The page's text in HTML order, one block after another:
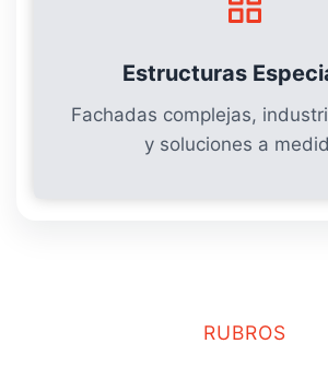
Estructuras
Fachadas complejas,
y soluciones a
RUBROS